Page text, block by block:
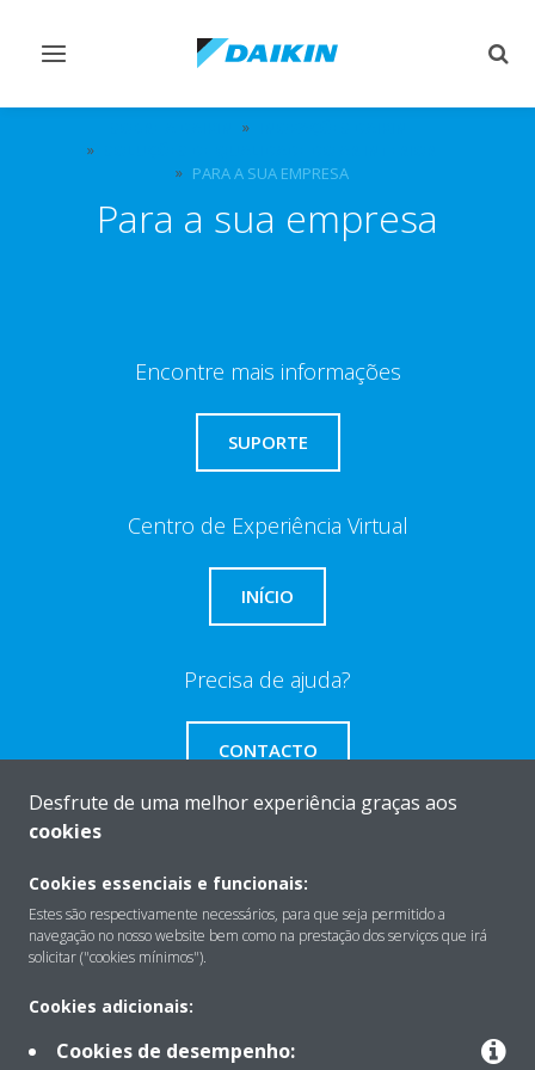
Comutar
PARA A SUA EMPRESA
Para a sua empresa
Encontre mais informações
SUPORTE
Centro de Experiência Virtual
INÍCIO
Precisa de ajuda?
CONTACTO
Sobre
Desfrute de uma melhor experiência graças aos
cookies
Cookies essenciais e funcionais:
Estes são respectivamente necessários, para que seja permitido a
navegação no nosso website bem como na prestação dos serviços que irá
solicitar ("cookies mínimos").
Cookies adicionais:
Cookies de desempenho: